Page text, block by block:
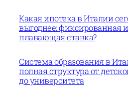
Какая ипотека в Италии
выгоднее: фиксированная
плавающая ставка?
Система образования в
полная структура от
до университета